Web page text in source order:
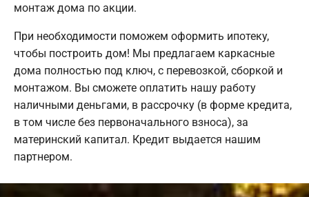
монтаж дома по акции.
При необходимости поможем оформить ипотеку,
чтобы построить дом! Мы предлагаем каркасные
дома полностью под ключ, с перевозкой, сборкой и
монтажом. Вы сможете оплатить нашу работу
наличными деньгами, в рассрочку (в форме кредита,
в том числе без первоначального взноса), за
материнский капитал. Кредит выдается нашим
партнером.